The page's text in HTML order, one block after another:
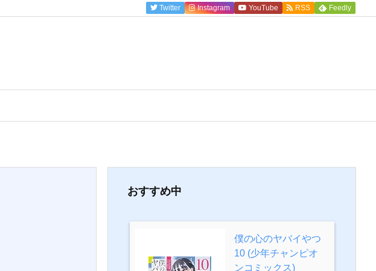
Twitter Instagram YouTube RSS Feedly
おすすめ中
僕の心のヤバイやつ
10 (少年チャンピオ
ンコミックス)